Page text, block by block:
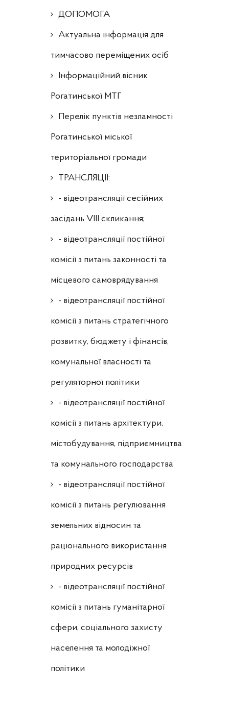
ДОПОМОГА
Актуальна інформація для
тимчасово переміщених осіб
Інформаційний вісник
Рогатинської МТГ
Перелік пунктів незламності
Рогатинської міської
територіальної громади
ТРАНСЛЯЦІЇ:
- відеотрансляції сесійних
засідань VIII скликання;
- відеотрансляції постійної
комісії з питань законності та
місцевого самоврядування
- відеотрансляції постійної
комісії з питань стратегічного
розвитку, бюджету і фінансів,
комунальної власності та
регуляторної політики
- відеотрансляції постійної
комісії з питань архітектури,
містобудування, підприємництва
та комунального господарства
- відеотрансляції постійної
комісії з питань регулювання
земельних відносин та
раціонального використання
природних ресурсів
- відеотрансляції постійної
комісії з питань гуманітарної
сфери, соціального захисту
населення та молодіжної
політики